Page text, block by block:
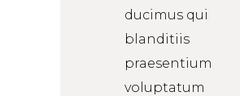
ducimus qui
blanditiis
praesentium
voluptatum